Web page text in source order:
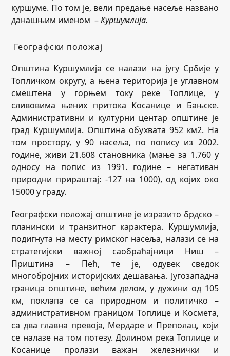
куршуме. По том је, вели предање насеље названо
данашњим именом –Куршумлија.
Географски положај
Општина Куршумлија се налази на југу Србије у
Топличком округу, а њена територија је углавном
смештена у горњем току реке Топлице, у
сливовима њених притока Косанице и Бањске.
Административни и културни центар општине је
град Куршумлија. Општина обухвата 952 км2. На
том простору, у 90 насеља, по попису из 2002.
године, живи 21.608 становника (мање за 1.760 у
односу на попис из 1991. године – негативан
природни прираштај: -127 на 1000), од којих око
15000 у граду.
Географски положај општине је изразито брдско –
планински и транзитног карактера. Куршумлија,
подигнута на месту римског насеља, налази се на
стратегијски важној саобраћајници Ниш –
Приштина – Пећ, те је, одувек сведок
многобројних историјских дешавања. Југозападна
граница општине, већим делом, у дужини од 105
км, поклапа се са природном и политичко –
административном границом Топлице и Космета,
са два главна превоја, Мердаре и Преполац, који
се налазе на том потезу. Долином река Топлице и
Косанице пролази важан железнички и